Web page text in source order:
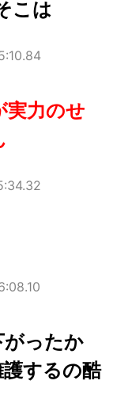
こは
実力のせ
ったか
するの酷